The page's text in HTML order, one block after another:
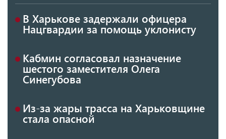
В Харькове задержали офицера
Нацгвардии за помощь уклонисту
Кабмин согласовал назначение
шестого заместителя Олега
Синегубова
Из-за жары трасса на Харьковщине
стала опасной